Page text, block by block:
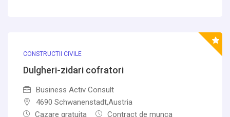
CONSTRUCTII CIVILE
Dulgheri-zidari cofratori
Business Activ Consult
4690 Schwanenstadt,Austria
Cazare gratuita
Contract de munca